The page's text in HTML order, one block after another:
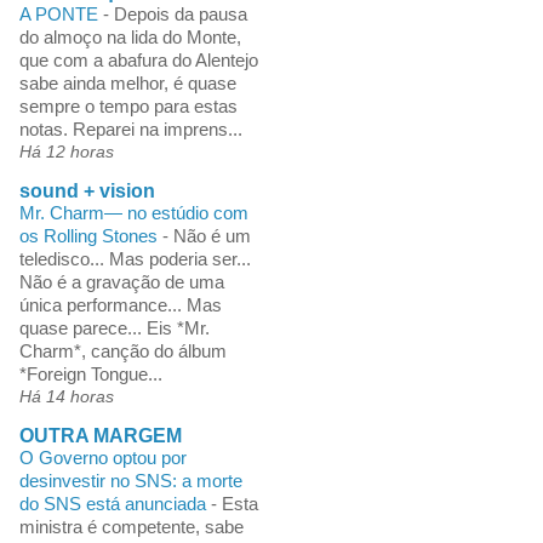
A PONTE - Depois da pausa
do almoço na lida do Monte,
que com a abafura do Alentejo
sabe ainda melhor, é quase
sempre o tempo para estas
notas. Reparei na imprens...
Há 12 horas
sound + vision
Mr. Charm— no estúdio com
os Rolling Stones - Não é um
teledisco... Mas poderia ser...
Não é a gravação de uma
única performance... Mas
quase parece... Eis *Mr.
Charm*, canção do álbum
*Foreign Tongue...
Há 14 horas
OUTRA MARGEM
O Governo optou por
desinvestir no SNS: a morte
do SNS está anunciada - Esta
ministra é competente, sabe